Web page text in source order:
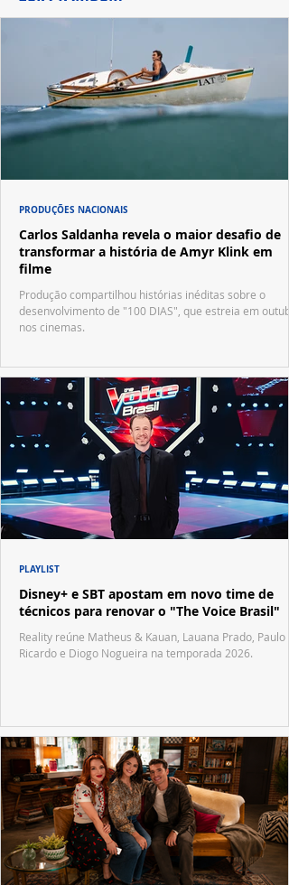
Carlos Saldanha revela o maior desafio de
transformar a história de Amyr Klink em
filme
Produção compartilhou histórias inéditas sobre o
desenvolvimento de "100 DIAS", que estreia em
nos cinemas.
PRODUÇÕES NACIONAIS
Disney+ e SBT apostam em novo time de
técnicos para renovar o "The Voice Brasil"
Reality reúne Matheus & Kauan, Lauana Prado, Paulo
Ricardo e Diogo Nogueira na temporada 2026.
PLAYLIST